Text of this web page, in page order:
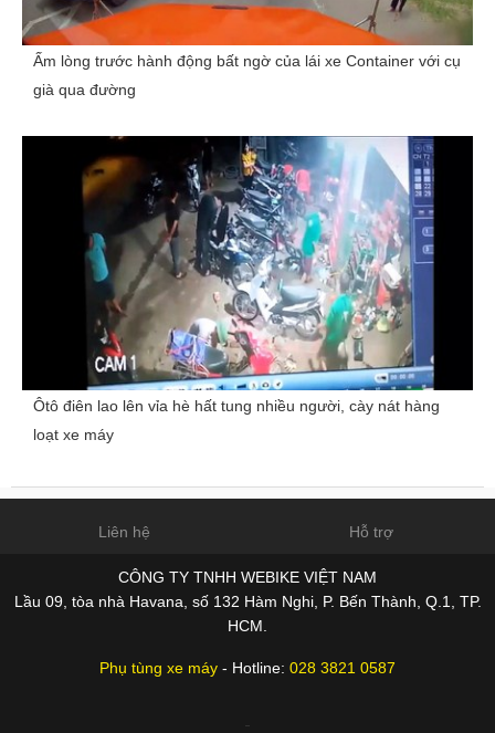
Ấm lòng trước hành động bất ngờ của lái xe Container với cụ
già qua đường
Ôtô điên lao lên vỉa hè hất tung nhiều người, cày nát hàng
loạt xe máy
Liên hệ Hỗ trợ
CÔNG TY TNHH WEBIKE VIỆT NAM
Lầu 09, tòa nhà Havana, số 132 Hàm Nghi, P. Bến Thành, Q.1, TP.
HCM.
Phụ tùng xe máy - Hotline: 028 3821 0587